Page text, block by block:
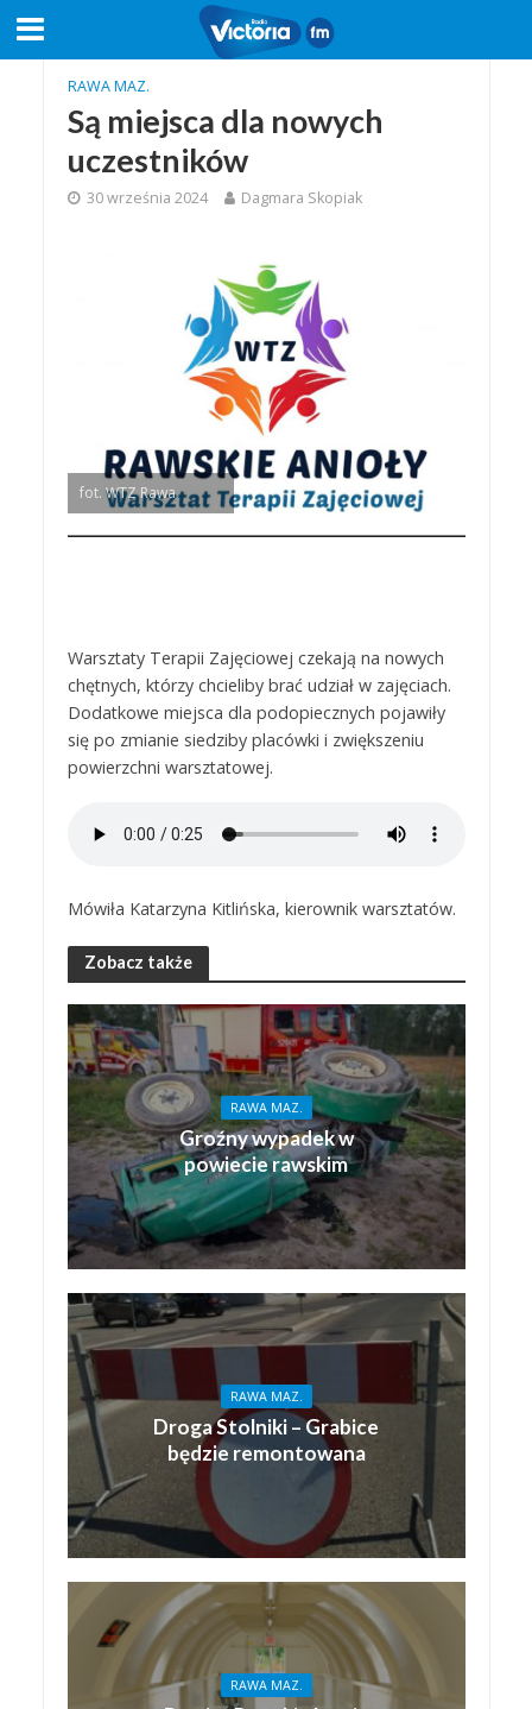
RAWA MAZ.
Są miejsca dla nowych
uczestników
30 września 2024 Dagmara Skopiak
fot. WTZ Rawa
Warsztaty Terapii Zajęciowej czekają na nowych
chętnych, którzy chcieliby brać udział w zajęciach.
Dodatkowe miejsca dla podopiecznych pojawiły
się po zmianie siedziby placówki i zwiększeniu
powierzchni warsztatowej.
Mówiła Katarzyna Kitlińska, kierownik warsztatów.
Zobacz także
RAWA MAZ.
Groźny wypadek w
powiecie rawskim
RAWA MAZ.
Droga Stolniki – Grabice
będzie remontowana
RAWA MAZ.